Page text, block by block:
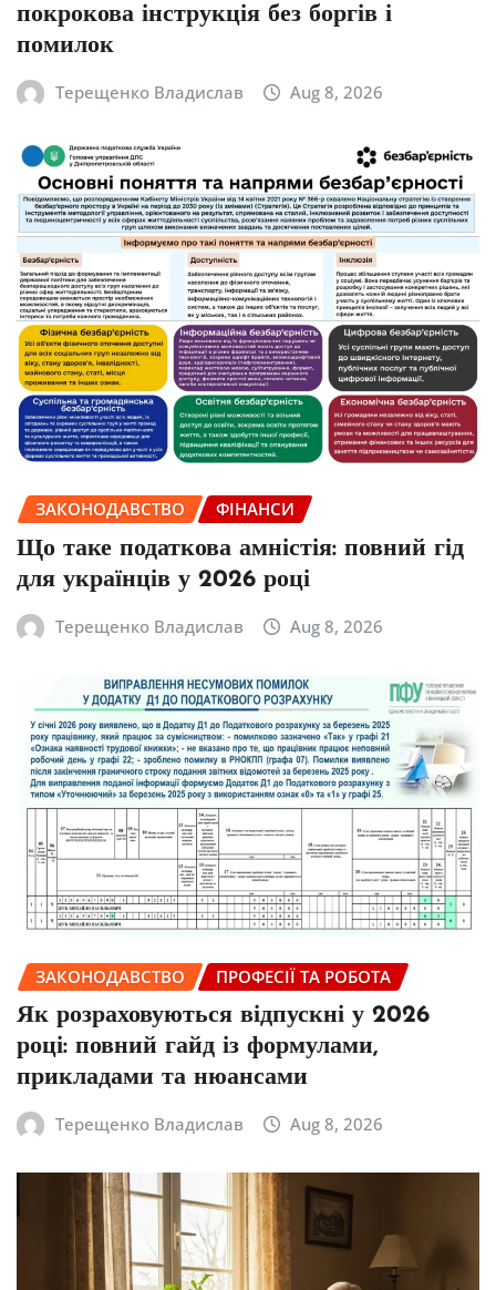
покрокова інструкція без боргів і
помилок
Терещенко Владислав Aug 8, 2026
ЗАКОНОДАВСТВО ФІНАНСИ
Що таке податкова амністія: повний гід
для українців у 2026 році
Терещенко Владислав Aug 8, 2026
ЗАКОНОДАВСТВО ПРОФЕСІЇ ТА РОБОТА
Як розраховуються відпускні у 2026
році: повний гайд із формулами,
прикладами та нюансами
Терещенко Владислав Aug 8, 2026